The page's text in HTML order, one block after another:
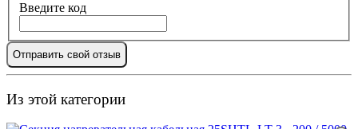
Введите код
Отправить свой отзыв
Из этой категории